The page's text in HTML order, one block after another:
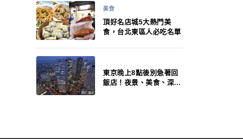
美食
頂好名店城5大熱門美
食，台北東區人必吃名單
東京晚上8點後別急著回
飯店！夜景、美食、深夜